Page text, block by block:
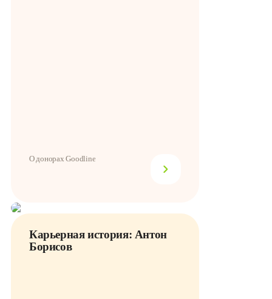
О донорах Goodline
Карьерная история: Антон
Борисов